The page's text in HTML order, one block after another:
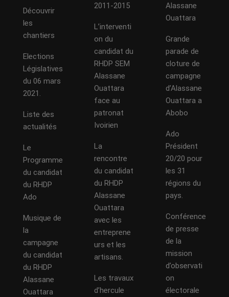
Découvrir
les
chantiers
Elections
Législatives
du 06 mars
2021.
Liste des
actualités
Le
Programme
du candidat
du RHDP
Ado
Musique de
la
campagne
du candidat
du RHDP
Alassane
Ouattara
2011-2015
L’interventi
on du
candidat du
RHDP SEM
Alassane
Ouattara
face au
patronat
Ivoirien
La
rencontre
du candidat
du RHDP
Alassane
Ouattara
avec les
entreprene
urs et les
artisans.
Les travaux
d’hercule
Alassane
Ouattara
Grande
parade de
cloture de
campagne
d’Alassane
Ouattara a
Abobo
Ado
Président
20/20 pour
les 31
régions du
pays.
Conférence
de presse
de la
mission
d’observati
on
électorale